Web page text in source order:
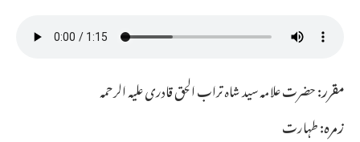
مقرر:حضرت علامہ سید شاہ تراب الحق قادری علیہ الرحمہ
زمرہ:طہارت